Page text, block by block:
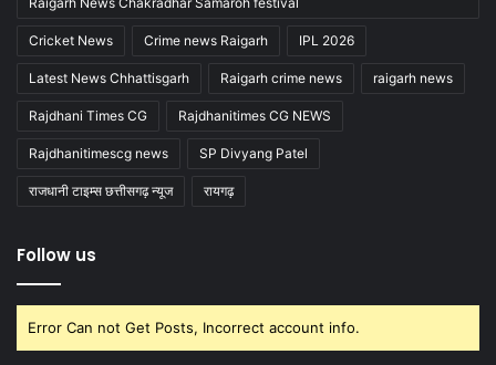
Cricket News Crime news Raigarh IPL 2026
Latest News Chhattisgarh Raigarh crime news raigarh news
Rajdhani Times CG Rajdhanitimes CG NEWS
Rajdhanitimescg news SP Divyang Patel
राजधानी टाइम्स छत्तीसगढ़ न्यूज रायगढ़
Follow us
Error Can not Get Posts, Incorrect account info.